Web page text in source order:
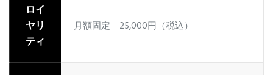
ロイ
ヤリ
ティ
月額固定 25,000円（税込）